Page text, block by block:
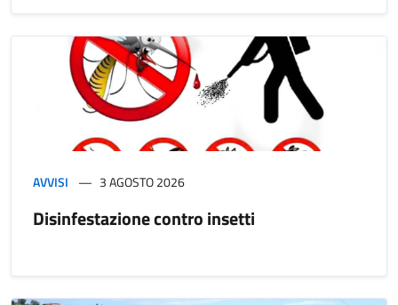
AVVISI 3 AGOSTO 2026
Disinfestazione contro insetti